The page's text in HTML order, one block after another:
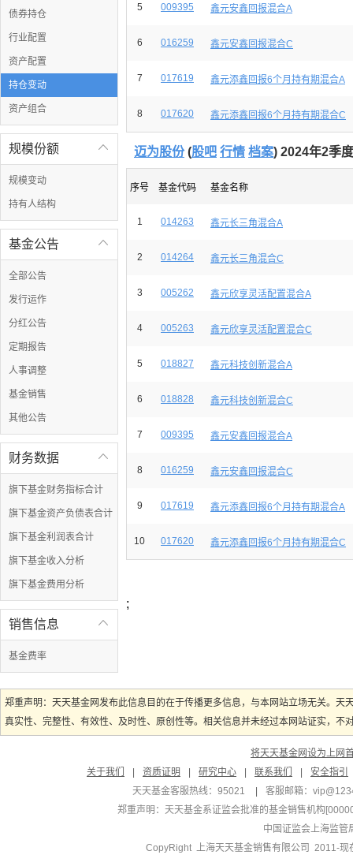
债券持仓
行业配置
资产配置
持仓变动
资产组合

规模份额
规模变动
持有人结构

基金公告
全部公告
发行运作
分红公告
定期报告
人事调整
基金销售
其他公告

财务数据
旗下基金财务指标合计
旗下基金资产负债表合计
旗下基金利润表合计
旗下基金收入分析
旗下基金费用分析

销售信息
基金费率
5 009395 鑫元安鑫回报混合A
6 016259 鑫元安鑫回报混合C
7 017619 鑫元添鑫回报6个月持有期混合A
8 017620 鑫元添鑫回报6个月持有期混合C
迈为股份(股吧 行情 档案) 2024年2季
序号 基金代码 基金名称
1 014263 鑫元长三角混合A
2 014264 鑫元长三角混合C
3 005262 鑫元欣享灵活配置混合A
4 005263 鑫元欣享灵活配置混合C
5 018827 鑫元科技创新混合A
6 018828 鑫元科技创新混合C
7 009395 鑫元安鑫回报混合A
8 016259 鑫元安鑫回报混合C
9 017619 鑫元添鑫回报6个月持有期混合A
10 017620 鑫元添鑫回报6个月持有期混合C
;
郑重声明：天天基金网发布此信息目的在于传播更多信息，与本网站立场无关。
真实性、完整性、有效性、及时性、原创性等。相关信息并未经过本网站证实，
将天天基金网设为上网
关于我们
资质证明 研究中心 联系我们
安全指引
天天基金客服热线：95021
客服邮箱：
郑重声明： 天天基金系证监会批准的基金销售机构
中国证监会上海监管
CopyRight 上海天天基金销售有限公司 2011-